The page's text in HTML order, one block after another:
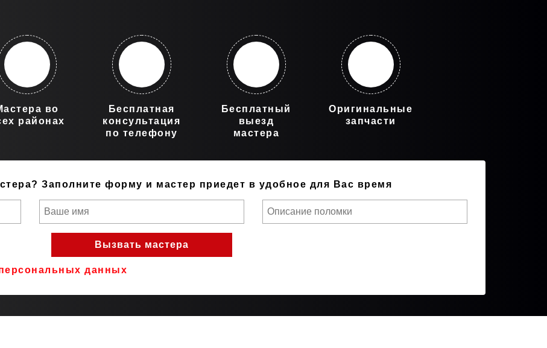
во
районах
Бесплатная
консультация
по телефону
Бесплатный
выезд
мастера
Оригинальные
запчасти
Заполните форму и мастер приедет в удобное для Вас время
данных